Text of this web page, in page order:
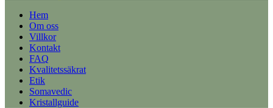
Hem
Om oss
Villkor
Kontakt
FAQ
Kvalitetssäkrat
Etik
Somavedic
Kristallguide